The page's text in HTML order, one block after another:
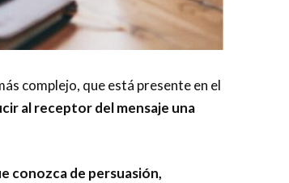
complejo, que está presente en el
al receptor del mensaje una
conozca de persuasión,